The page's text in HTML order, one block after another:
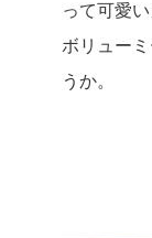
って可愛い
ボリューミ
うか。